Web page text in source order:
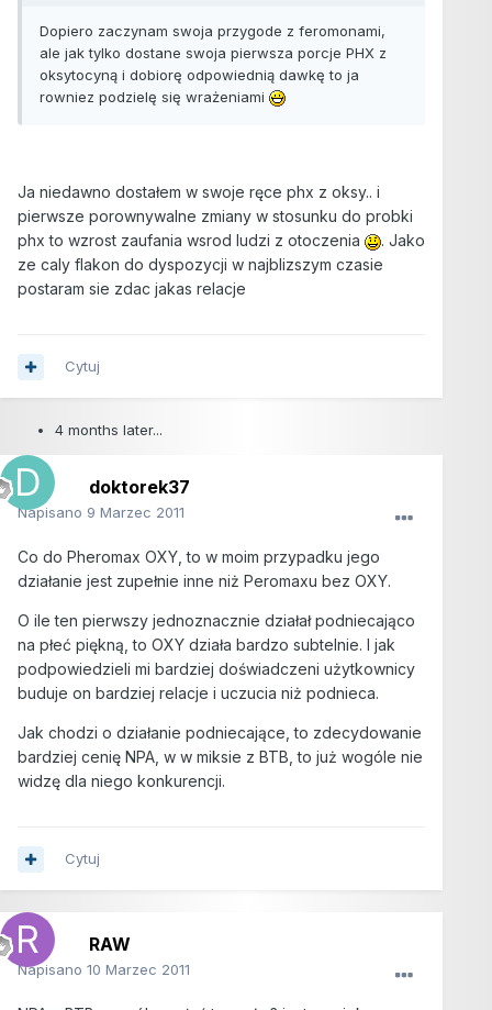
Dopiero zaczynam swoja przygode z feromonami,
ale jak tylko dostane swoja pierwsza porcje PHX z
oksytocyną i dobiorę odpowiednią dawkę to ja
rowniez podzielę się wrażeniami
Ja niedawno dostałem w swoje ręce phx z oksy.. i
pierwsze porownywalne zmiany w stosunku do probki
phx to wzrost zaufania wsrod ludzi z otoczenia
. Jako
ze caly flakon do dyspozycji w najblizszym czasie
postaram sie zdac jakas relacje
Cytuj
4 months later...
doktorek37
Napisano 9 Marzec 2011
Co do Pheromax OXY, to w moim przypadku jego
działanie jest zupełnie inne niż Peromaxu bez OXY.
O ile ten pierwszy jednoznacznie działał podniecająco
na płeć piękną, to OXY działa bardzo subtelnie. I jak
podpowiedzieli mi bardziej doświadczeni użytkownicy
buduje on bardziej relacje i uczucia niż podnieca.
Jak chodzi o działanie podniecające, to zdecydowanie
bardziej cenię NPA, w w miksie z BTB, to już wogóle nie
widzę dla niego konkurencji.
Cytuj
RAW
Napisano 10 Marzec 2011